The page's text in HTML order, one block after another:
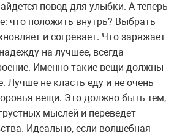
повод для улыбки. А теперь
что положить внутрь? Выбрать
и согревает. Что заряжает
на лучшее, всегда
Именно такие вещи должны
Лучше не класть еду и не очень
вещи. Это должно быть тем,
мыслей и переведет
Идеально, если волшебная